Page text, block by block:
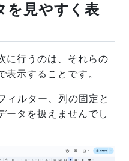
を見やすく表
に行うのは、それらの
示することです。
ィルター、列の固定と
ータを扱えませんでし